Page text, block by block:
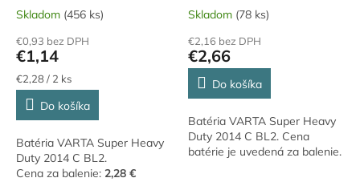
Skladom (456 ks)
€0,93 bez DPH
€1,14
Jednotková
cena:
€2,28 / 2 ks
Do košíka
Batéria VARTA Super Heavy
Duty 2014 C BL2.
Cena za balenie: 2,28 €
Skladom (78 ks)
€2,16 bez DPH
€2,66
Do košíka
Batéria VARTA Super Heavy
Duty 2014 C BL2. Cena
batérie je uvedená za balenie.